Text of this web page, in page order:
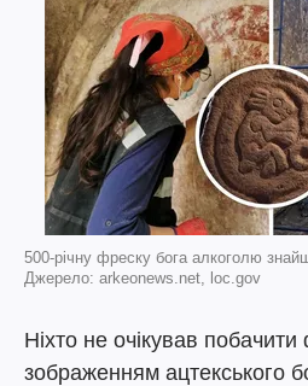
500-річну фреску бога алкоголю
Джерело: arkeonews.net, loc.gov
Ніхто не очікував побачити
зображенням ацтекського